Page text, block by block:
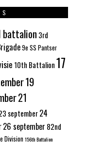
battalion 3rd
9e SS Pantser
10th Battalion17
19
21
september24
26 september 82nd
Division156th Battalion